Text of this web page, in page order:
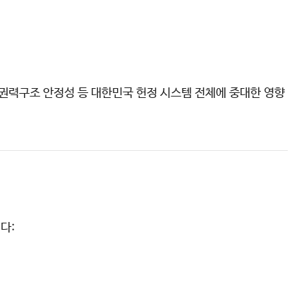
력구조 안정성 등 대한민국 헌정 시스템 전체에 중대한 영향
: